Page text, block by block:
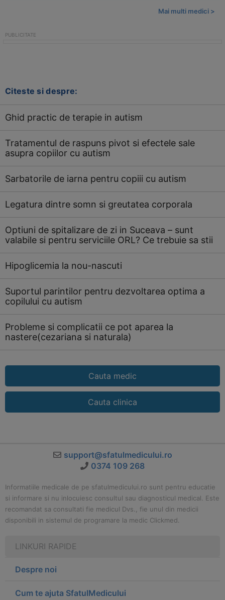
Mai multi medici >
Citeste si despre:
Ghid practic de terapie in autism
Tratamentul de raspuns pivot si efectele sale
asupra copiilor cu autism
Sarbatorile de iarna pentru copiii cu autism
Legatura dintre somn si greutatea corporala
Optiuni de spitalizare de zi in Suceava – sunt
valabile si pentru serviciile ORL? Ce trebuie sa stii
Hipoglicemia la nou-nascuti
Suportul parintilor pentru dezvoltarea optima a
copilului cu autism
Probleme si complicatii ce pot aparea la
nastere(cezariana si naturala)
Cauta medic
Cauta clinica
support@sfatulmedicului.ro
0374 109 268
Informatiile medicale de pe sfatulmedicului.ro sunt pentru educatie
si informare si nu inlocuiesc consultul sau diagnosticul medical. Este
recomandat sa consultati fie medicul Dvs., fie unul din medicii
disponibili in sistemul de programare la medic Clickmed.
LINKURI RAPIDE
Despre noi
Cum te ajuta SfatulMedicului